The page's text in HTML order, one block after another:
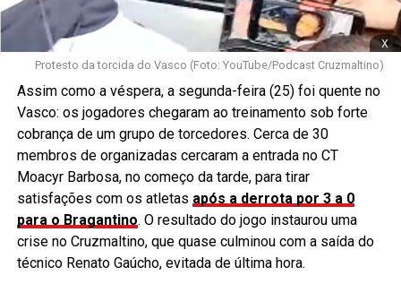
x
Protesto da torcida do Vasco (Foto: YouTube/Podcast Cruzmaltino)
Assim como a véspera, a segunda-feira (25) foi quente no
Vasco: os jogadores chegaram ao treinamento sob forte
cobrança de um grupo de torcedores. Cerca de 30
membros de organizadas cercaram a entrada no CT
Moacyr Barbosa, no começo da tarde, para tirar
satisfações com os atletas após a derrota por 3 a 0
para o Bragantino. O resultado do jogo instaurou uma
crise no Cruzmaltino, que quase culminou com a saída do
técnico Renato Gaúcho, evitada de última hora.